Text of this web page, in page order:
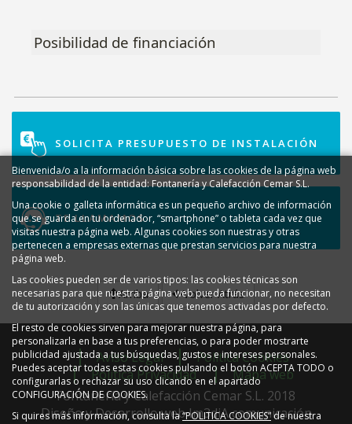
Posibilidad de financiación
SOLICITA PRESUPUESTO DE INSTALACIÓN
TE LLAMAMOS
Arriba Volver Atrás
Aviso Legal
Política Cookies
Política Privacidad
Mapa web
Fontanería y Calefacción Cemar S.L. 2018
Diseño y Desarrollo web Im3diA comunicación
Bienvenida/o a la información básica sobre las cookies de la página web
responsabilidad de la entidad: Fontanería y Calefacción Cemar S.L.
Una cookie o galleta informática es un pequeño archivo de información
que se guarda en tu ordenador, “smartphone” o tableta cada vez que
visitas nuestra página web. Algunas cookies son nuestras y otras
pertenecen a empresas externas que prestan servicios para nuestra
página web.
Las cookies pueden ser de varios tipos: las cookies técnicas son
necesarias para que nuestra página web pueda funcionar, no necesitan
de tu autorización y son las únicas que tenemos activadas por defecto.
El resto de cookies sirven para mejorar nuestra página, para
personalizarla en base a tus preferencias, o para poder mostrarte
publicidad ajustada a tus búsquedas, gustos e intereses personales.
Puedes aceptar todas estas cookies pulsando el botón ACEPTA TODO o
configurarlas o rechazar su uso clicando en el apartado
CONFIGURACIÓN DE COOKIES.
Si quires más información, consulta la“POLITICA COOKIES”de nuestra